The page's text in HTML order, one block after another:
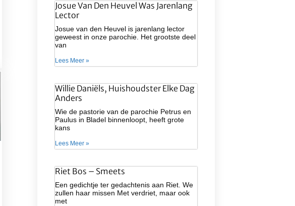
Josue Van Den Heuvel Was Jarenlang
Lector
Josue van den Heuvel is jarenlang lector
geweest in onze parochie. Het grootste deel
van
Lees Meer »
Willie Daniëls, Huishoudster Elke Dag
Anders
Wie de pastorie van de parochie Petrus en
Paulus in Bladel binnenloopt, heeft grote
kans
Lees Meer »
Riet Bos – Smeets
Een gedichtje ter gedachtenis aan Riet. We
zullen haar missen Met verdriet, maar ook
met